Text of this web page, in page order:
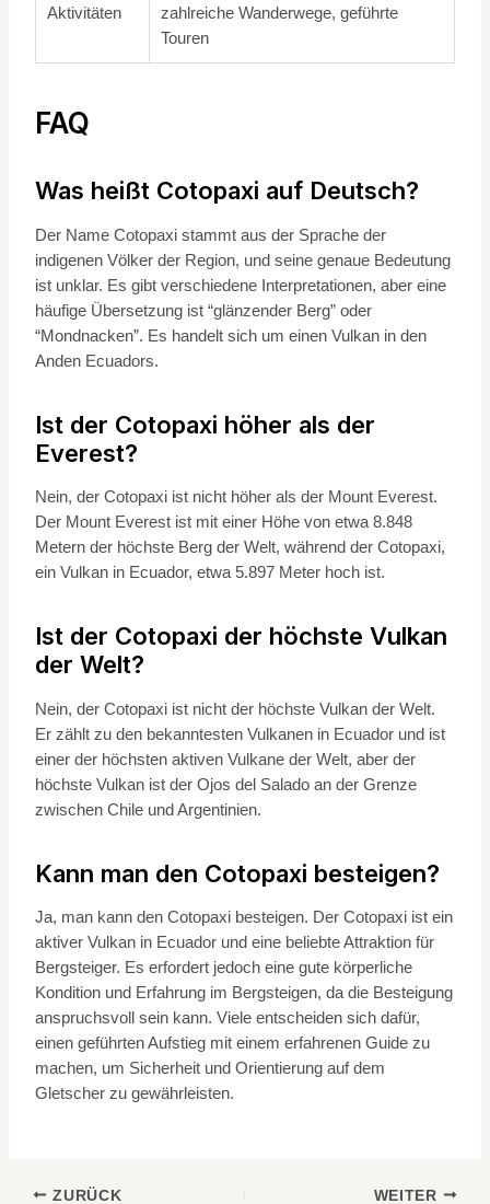
Aktivitäten
zahlreiche Wanderwege, geführte
Touren
FAQ
Was heißt Cotopaxi auf Deutsch?
Der Name Cotopaxi stammt aus der Sprache der
indigenen Völker der Region, und seine genaue Bedeutung
ist unklar. Es gibt verschiedene Interpretationen, aber eine
häufige Übersetzung ist “glänzender Berg” oder
“Mondnacken”. Es handelt sich um einen Vulkan in den
Anden Ecuadors.
Ist der Cotopaxi höher als der
Everest?
Nein, der Cotopaxi ist nicht höher als der Mount Everest.
Der Mount Everest ist mit einer Höhe von etwa 8.848
Metern der höchste Berg der Welt, während der Cotopaxi,
ein Vulkan in Ecuador, etwa 5.897 Meter hoch ist.
Ist der Cotopaxi der höchste Vulkan
der Welt?
Nein, der Cotopaxi ist nicht der höchste Vulkan der Welt.
Er zählt zu den bekanntesten Vulkanen in Ecuador und ist
einer der höchsten aktiven Vulkane der Welt, aber der
höchste Vulkan ist der Ojos del Salado an der Grenze
zwischen Chile und Argentinien.
Kann man den Cotopaxi besteigen?
Ja, man kann den Cotopaxi besteigen. Der Cotopaxi ist ein
aktiver Vulkan in Ecuador und eine beliebte Attraktion für
Bergsteiger. Es erfordert jedoch eine gute körperliche
Kondition und Erfahrung im Bergsteigen, da die Besteigung
anspruchsvoll sein kann. Viele entscheiden sich dafür,
einen geführten Aufstieg mit einem erfahrenen Guide zu
machen, um Sicherheit und Orientierung auf dem
Gletscher zu gewährleisten.
ZURÜCK WEITER